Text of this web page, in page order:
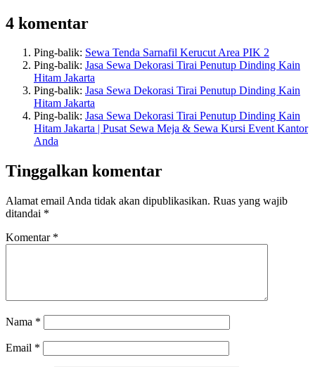
4 komentar
Ping-balik: Sewa Tenda Sarnafil Kerucut Area PIK 2
Ping-balik: Jasa Sewa Dekorasi Tirai Penutup Dinding Kain
Hitam Jakarta
Ping-balik: Jasa Sewa Dekorasi Tirai Penutup Dinding Kain
Hitam Jakarta
Ping-balik: Jasa Sewa Dekorasi Tirai Penutup Dinding Kain
Hitam Jakarta | Pusat Sewa Meja & Sewa Kursi Event Kantor
Anda
Tinggalkan komentar
Alamat email Anda tidak akan dipublikasikan. Ruas yang wajib
ditandai *
Komentar *
Nama *
Email *